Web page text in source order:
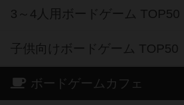
3～4人用ボードゲーム TOP50
子供向けボードゲーム TOP50
ボードゲームカフェ